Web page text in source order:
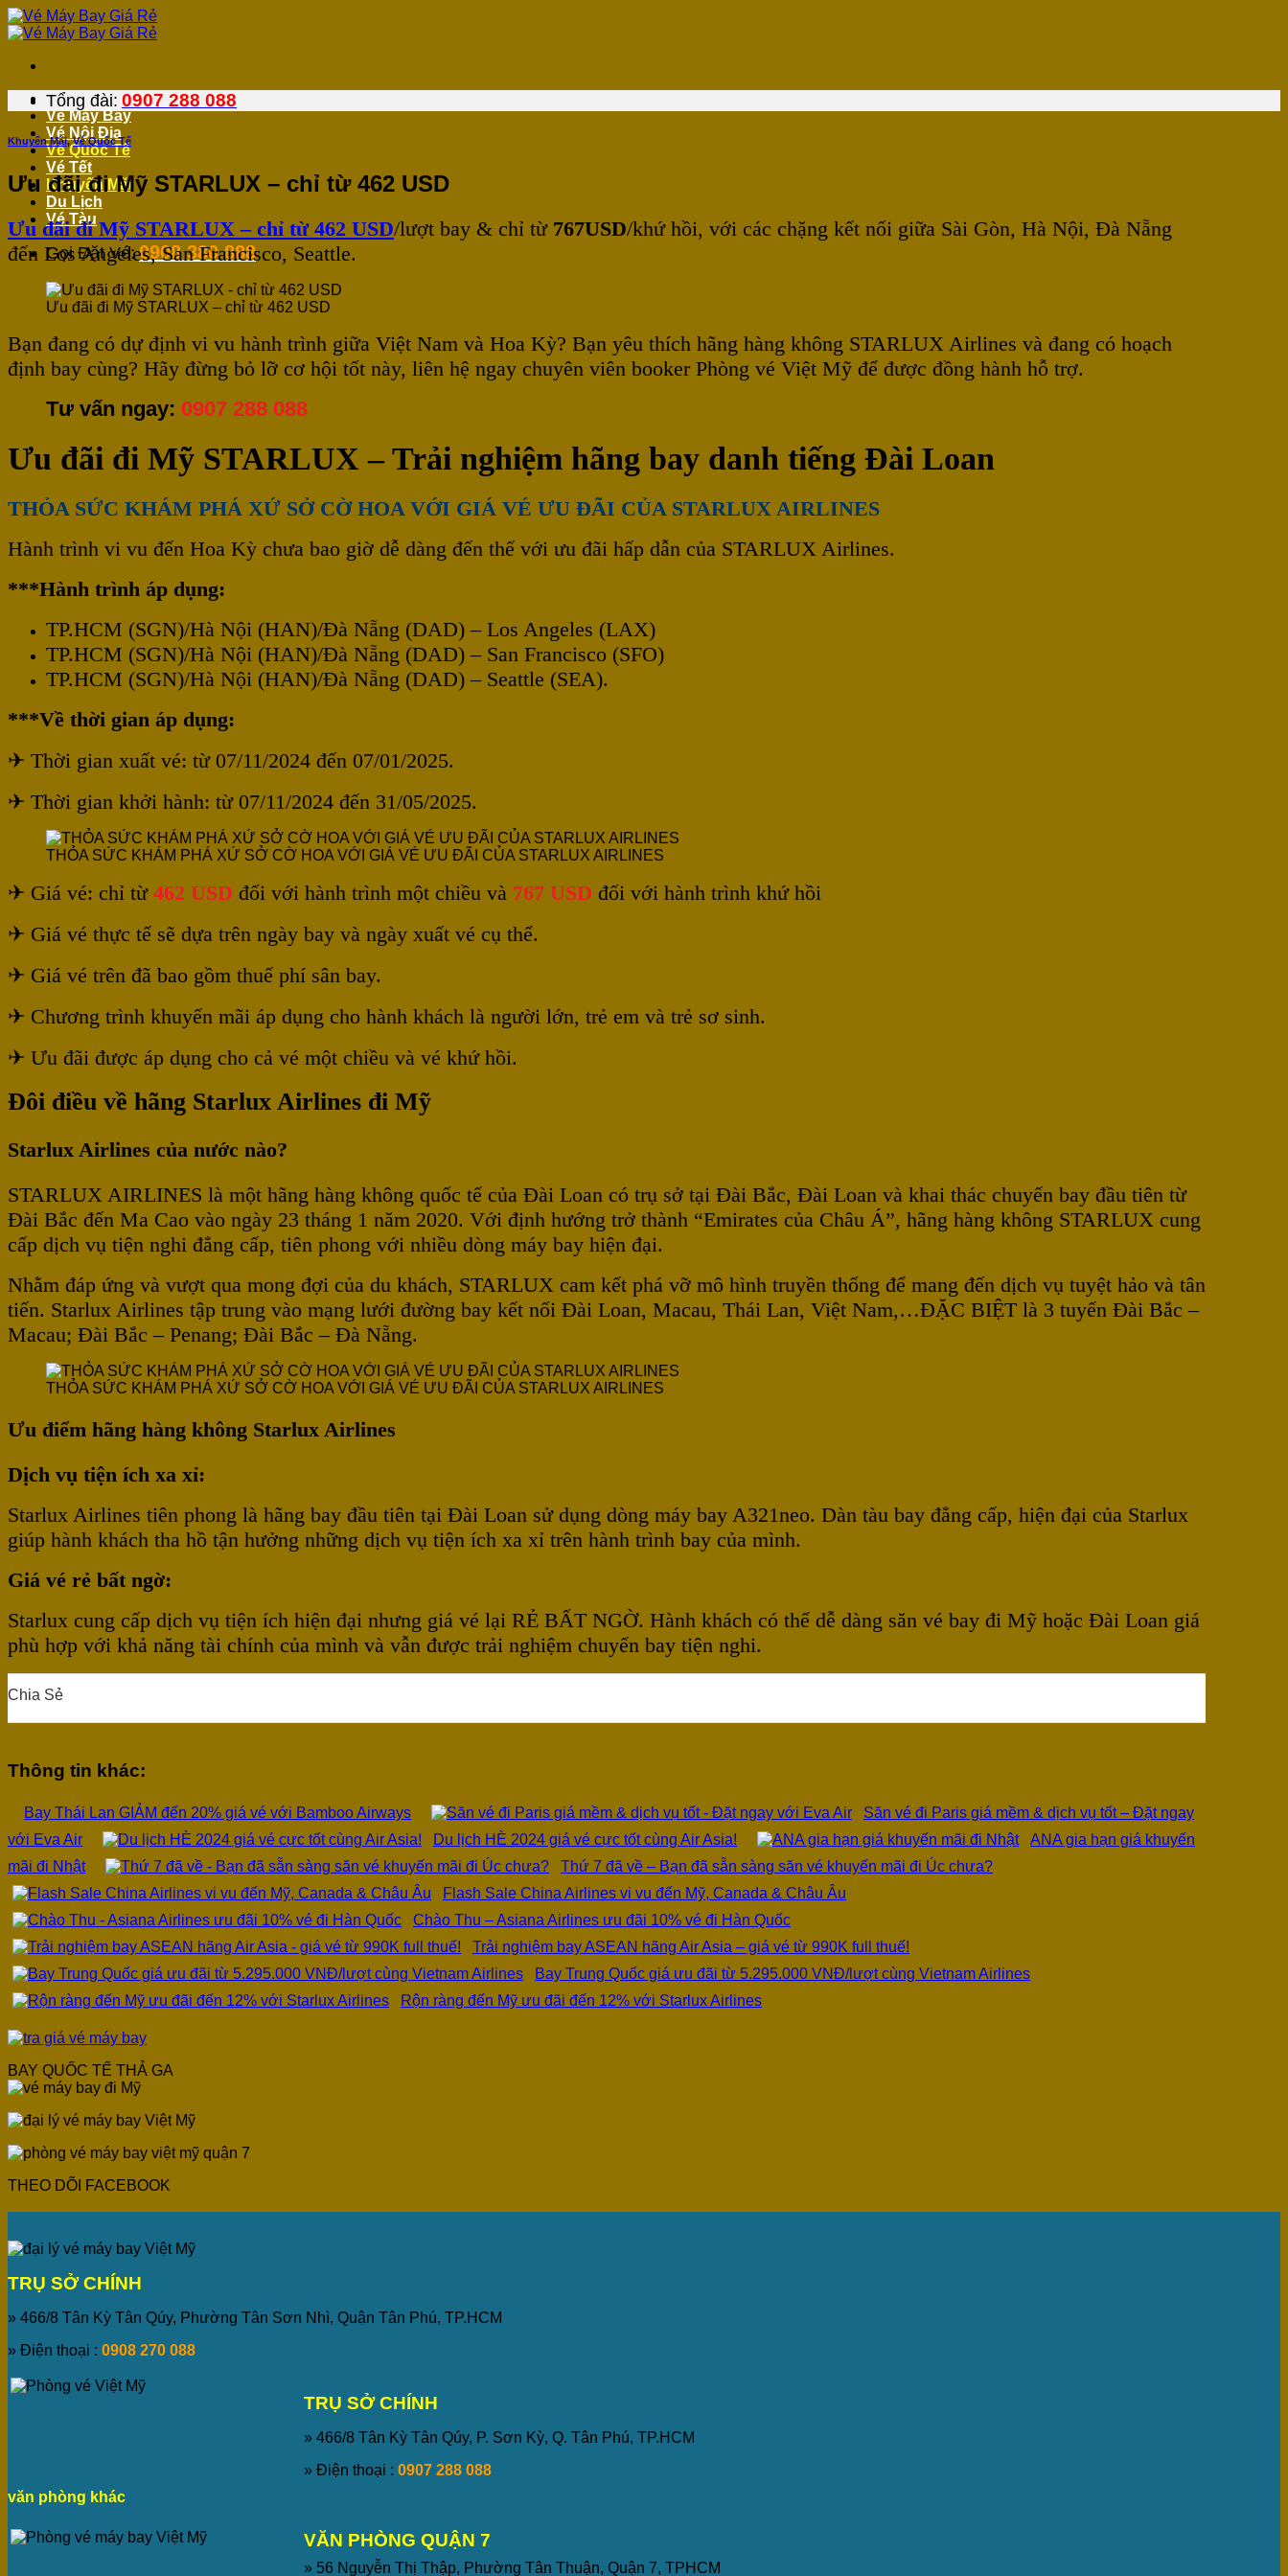
Bỏ
qua
dung
Vé Máy Bay
Vé Nội Địa
Vé Quốc Tế
Vé Tết
Khuyến Mãi
Du Lịch
Vé Tàu
Gọi Đặt Vé: 0908 380 888
Tổng đài: 0907 288 088
Khuyến Mãi,Vé Quốc Tế
Ưu đãi đi Mỹ STARLUX – chỉ từ 462 USD
Ưu đãi đi Mỹ STARLUX – chỉ từ 462 USD/lượt bay & chỉ từ 767USD/khứ hồi, với các chặng kết nối giữa Sài Gòn, Hà Nội, Đà Nẵng
đến Los Angeles, San Francisco, Seattle.
Ưu đãi đi Mỹ STARLUX – chỉ từ 462 USD
Bạn đang có dự định vi vu hành trình giữa Việt Nam và Hoa Kỳ? Bạn yêu thích hãng hàng không STARLUX Airlines và đang có hoạch
định bay cùng? Hãy đừng bỏ lỡ cơ hội tốt này, liên hệ ngay chuyên viên booker Phòng vé Việt Mỹ để được đồng hành hỗ trợ.
Tư vấn ngay: 0907 288 088
Ưu đãi đi Mỹ STARLUX – Trải nghiệm hãng bay danh tiếng Đài Loan
THỎA SỨC KHÁM PHÁ XỨ SỞ CỜ HOA VỚI GIÁ VÉ ƯU ĐÃI CỦA STARLUX AIRLINES
Hành trình vi vu đến Hoa Kỳ chưa bao giờ dễ dàng đến thế với ưu đãi hấp dẫn của STARLUX Airlines.
***Hành trình áp dụng:
TP.HCM (SGN)/Hà Nội (HAN)/Đà Nẵng (DAD) – Los Angeles (LAX)
TP.HCM (SGN)/Hà Nội (HAN)/Đà Nẵng (DAD) – San Francisco (SFO)
TP.HCM (SGN)/Hà Nội (HAN)/Đà Nẵng (DAD) – Seattle (SEA).
***Về thời gian áp dụng:
✈ Thời gian xuất vé: từ 07/11/2024 đến 07/01/2025.
✈ Thời gian khởi hành: từ 07/11/2024 đến 31/05/2025.
THỎA SỨC KHÁM PHÁ XỨ SỞ CỜ HOA VỚI GIÁ VÉ ƯU ĐÃI CỦA STARLUX AIRLINES
✈ Giá vé: chỉ từ 462 USD đối với hành trình một chiều và 767 USD đối với hành trình khứ hồi
✈ Giá vé thực tế sẽ dựa trên ngày bay và ngày xuất vé cụ thể.
✈ Giá vé trên đã bao gồm thuế phí sân bay.
✈ Chương trình khuyến mãi áp dụng cho hành khách là người lớn, trẻ em và trẻ sơ sinh.
✈ Ưu đãi được áp dụng cho cả vé một chiều và vé khứ hồi.
Đôi điều về hãng Starlux Airlines đi Mỹ
Starlux Airlines của nước nào?
STARLUX AIRLINES là một hãng hàng không quốc tế của Đài Loan có trụ sở tại Đài Bắc, Đài Loan và khai thác chuyến bay đầu tiên từ
Đài Bắc đến Ma Cao vào ngày 23 tháng 1 năm 2020. Với định hướng trở thành “Emirates của Châu Á”, hãng hàng không STARLUX cung
cấp dịch vụ tiện nghi đẳng cấp, tiên phong với nhiều dòng máy bay hiện đại.
Nhằm đáp ứng và vượt qua mong đợi của du khách, STARLUX cam kết phá vỡ mô hình truyền thống để mang đến dịch vụ tuyệt hảo và tân
tiến. Starlux Airlines tập trung vào mạng lưới đường bay kết nối Đài Loan, Macau, Thái Lan, Việt Nam,…ĐẶC BIỆT là 3 tuyến Đài Bắc –
Macau; Đài Bắc – Penang; Đài Bắc – Đà Nẵng.
THỎA SỨC KHÁM PHÁ XỨ SỞ CỜ HOA VỚI GIÁ VÉ ƯU ĐÃI CỦA STARLUX AIRLINES
Ưu điểm hãng hàng không Starlux Airlines
Dịch vụ tiện ích xa xỉ:
Starlux Airlines tiên phong là hãng bay đầu tiên tại Đài Loan sử dụng dòng máy bay A321neo. Dàn tàu bay đẳng cấp, hiện đại của Starlux
giúp hành khách tha hồ tận hưởng những dịch vụ tiện ích xa xỉ trên hành trình bay của mình.
Giá vé rẻ bất ngờ:
Starlux cung cấp dịch vụ tiện ích hiện đại nhưng giá vé lại RẺ BẤT NGỜ. Hành khách có thể dễ dàng săn vé bay đi Mỹ hoặc Đài Loan giá
phù hợp với khả năng tài chính của mình và vẫn được trải nghiệm chuyến bay tiện nghi.
Chia Sẻ
Thông tin khác:
Bay Thái Lan GIẢM đến 20% giá vé với Bamboo Airways
Săn vé đi Paris giá mềm & dịch vụ tốt – Đặt ngay
với Eva Air
Du lịch HÈ 2024 giá vé cực tốt cùng Air Asia!
ANA gia hạn giá khuyến
mãi đi Nhật
Thứ 7 đã về – Bạn đã sẵn sàng săn vé khuyến mãi đi Úc chưa?
Flash Sale China Airlines vi vu đến Mỹ, Canada & Châu Âu
Chào Thu – Asiana Airlines ưu đãi 10% vé đi Hàn Quốc
Trải nghiệm bay ASEAN hãng Air Asia – giá vé từ 990K full thuế!
Bay Trung Quốc giá ưu đãi từ 5.295.000 VNĐ/lượt cùng Vietnam Airlines
Rộn ràng đến Mỹ ưu đãi đến 12% với Starlux Airlines
BAY QUỐC TẾ THẢ GA
THEO DÕI FACEBOOK
TRỤ SỞ CHÍNH
» 466/8 Tân Kỳ Tân Qúy, Phường Tân Sơn Nhì, Quận Tân Phú, TP.HCM
» Điện thoại : 0908 270 088
TRỤ SỞ CHÍNH
» 466/8 Tân Kỳ Tân Qúy, P. Sơn Kỳ, Q. Tân Phú, TP.HCM
» Điện thoại : 0907 288 088
văn phòng khác
VĂN PHÒNG QUẬN 7
» 56 Nguyễn Thị Thập, Phường Tân Thuận, Quận 7, TPHCM